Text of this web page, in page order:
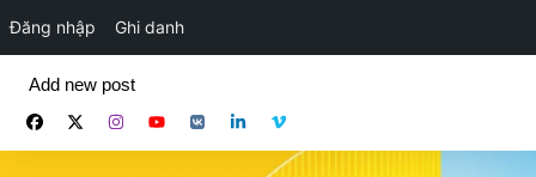
Đăng nhập Ghi danh
phần
Add new post